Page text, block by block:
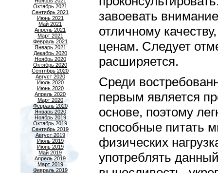
Октябрь 2021
Сентябрь 2021
Июнь 2021
Май 2021
Апрель 2021
Март 2021
Февраль 2021
Январь 2021
Декабрь 2020
Ноябрь 2020
Октябрь 2020
Сентябрь 2020
Август 2020
Июль 2020
Июнь 2020
Апрель 2020
Март 2020
Февраль 2020
Январь 2020
Ноябрь 2019
Октябрь 2019
Сентябрь 2019
Август 2019
Июль 2019
Июнь 2019
Май 2019
Апрель 2019
Март 2019
Февраль 2019
завоевать
отличному
ценам. Следует
расширяется.
Среди
первым является
основе, поэтому
способные питать
физических
употреблять